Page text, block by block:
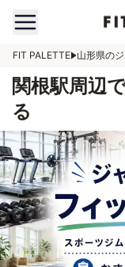
FIT PALETTE 山形県の
関根駅周辺
る